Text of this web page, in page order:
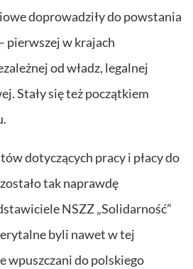
doprowadziły do powstania
pierwszej w krajach
od władz, legalnej
Stały się też początkiem
dotyczących pracy i płacy do
tak naprawdę
NSZZ „Solidarność”
byli nawet w tej
wpuszczani do polskiego